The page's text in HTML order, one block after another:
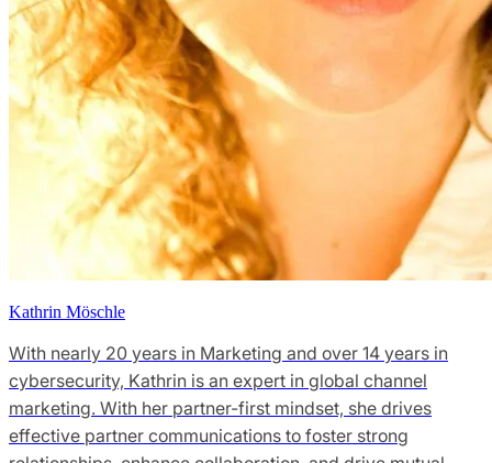
Kathrin Möschle
With nearly 20 years in Marketing and over 14 years in
cybersecurity, Kathrin is an expert in global channel
marketing. With her partner-first mindset, she drives
effective partner communications to foster strong